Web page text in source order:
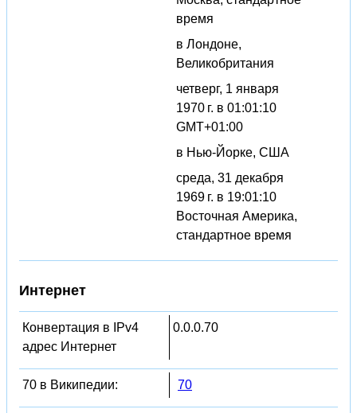
время
в Лондоне,
Великобритания
четверг, 1 января
1970 г. в 01:01:10
GMT+01:00
в Нью-Йорке, США
среда, 31 декабря
1969 г. в 19:01:10
Восточная Америка,
стандартное время
Интернет
Конвертация в IPv4
адрес Интернет
0.0.0.70
70 в Википедии: 70